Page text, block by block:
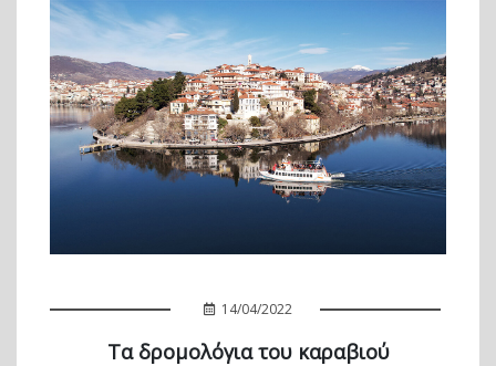
14/04/2022
Τα δρομολόγια του καραβιού